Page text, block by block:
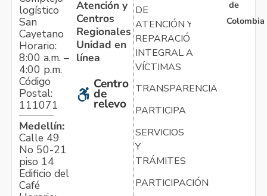
logístico
San
Cayetano
Horario:
8:00 a.m. –
4:00 p.m.
Código
Postal:
111071
Medellín:
Calle 49
No 50-21
piso 14
Edificio del
Café
Atención y
Centros
Regionales
Unidad en
línea
Centro
de
relevo
DE
ATENCIÓN Y
REPARACIÓN
INTEGRAL A
VÍCTIMAS
TRANSPARENCIA
PARTICIPA
SERVICIOS
Y
TRÁMITES
PARTICIPACIÓN
de
Colombia